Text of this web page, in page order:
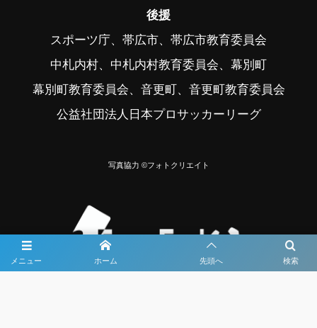
メニュー 検索
ホーム 先頭へ
後援
スポーツ庁、帯広市、帯広市教育委員会
中札内村、中札内村教育委員会、幕別町
幕別町教育委員会、音更町、音更町教育委員会
公益社団法人日本プロサッカーリーグ
写真協力 ©フォトクリエイト